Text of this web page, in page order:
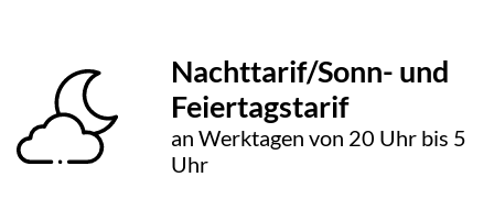
Nachttarif/Sonn- und
Feiertagstarif
an Werktagen von 20 Uhr bis 5
Uhr